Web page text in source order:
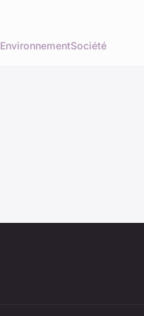
EnvironnementSociété